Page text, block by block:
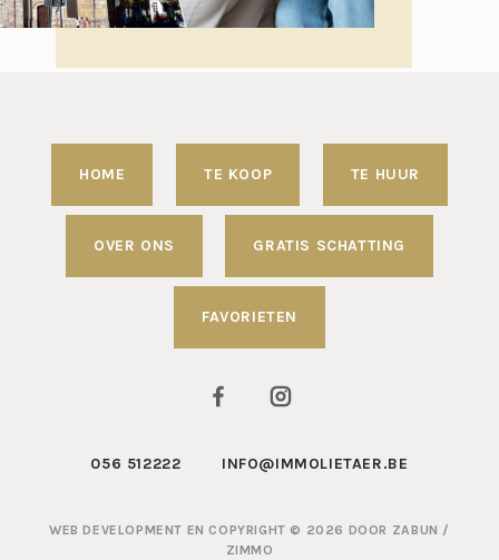
HOME TE KOOP TE HUUR
OVER ONS GRATIS SCHATTING
FAVORIETEN
056 512222 INFO@IMMOLIETAER.BE
WEB DEVELOPMENT EN COPYRIGHT © 2026 DOOR ZABUN /
ZIMMO